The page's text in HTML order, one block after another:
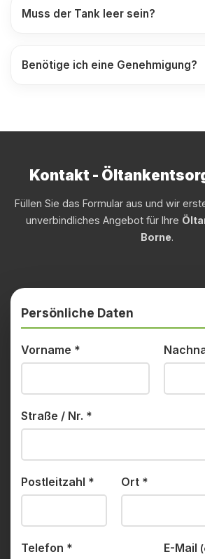
Muss der Tank leer sein?
Benötige ich eine Genehmigung?
Kontakt -
Füllen Sie das Formular aus und wir
unverbindliches Angebot für Ihre
Borne.
Persönliche Daten
Vorname *
Straße / Nr. *
Postleitzahl * Ort *
Telefon * E-Mail